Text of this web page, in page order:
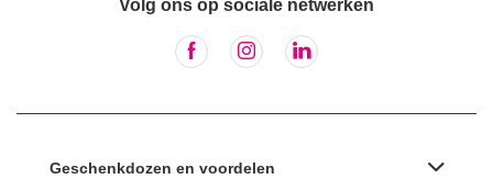
Volg ons op sociale netwerken
Geschenkdozen en voordelen